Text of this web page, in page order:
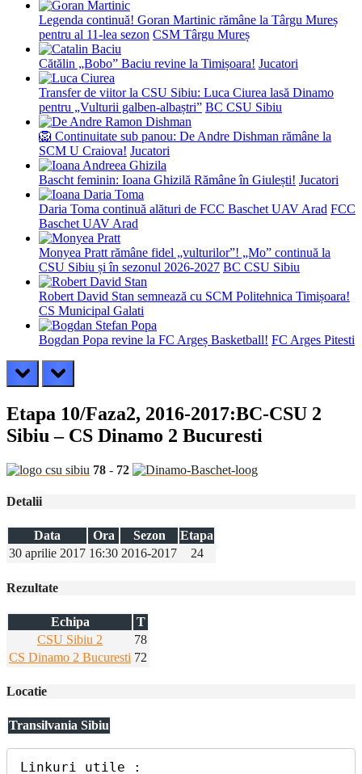
Legenda continuă! Goran Martinic rămâne la Târgu Mureș
pentru al 11-lea sezon CSM Târgu Mureș
Cătălin „Bobo” Baciu revine la Timișoara! Jucatori
Transfer de viitor la CSU Sibiu: Luca Ciurea lasă Dinamo
pentru „Vulturii galben-albaștri” BC CSU Sibiu
🦁 Continuitate sub panou: De Andre Dishman rămâne la
SCM U Craiova! Jucatori
Bascht feminin: Ioana Ghizilă Rămâne în Giulești! Jucatori
Daria Toma continuă alături de FCC Baschet UAV Arad FCC
Baschet UAV Arad
Monyea Pratt rămâne fidel „vulturilor”! „Mo” continuă la
CSU Sibiu și în sezonul 2026-2027 BC CSU Sibiu
Robert David Stan semnează cu SCM Politehnica Timișoara!
CS Municipal Galati
Bogdan Popa revine la FC Argeș Basketball! FC Arges Pitesti
prev next
Etapa 10/Faza2, 2016-2017:BC-CSU 2
Sibiu – CS Dinamo 2 Bucuresti
78 - 72
Detalii
Data Ora Sezon
Etapa
30 aprilie 2017 16:30 2016-2017 24
Rezultate
Echipa
T
CSU Sibiu 2
78
CS Dinamo 2 Bucuresti 72
Locatie
Transilvania Sibiu